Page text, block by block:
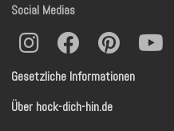
Gesetzliche Informationen
Über hock-dich-hin.de
Social Medias